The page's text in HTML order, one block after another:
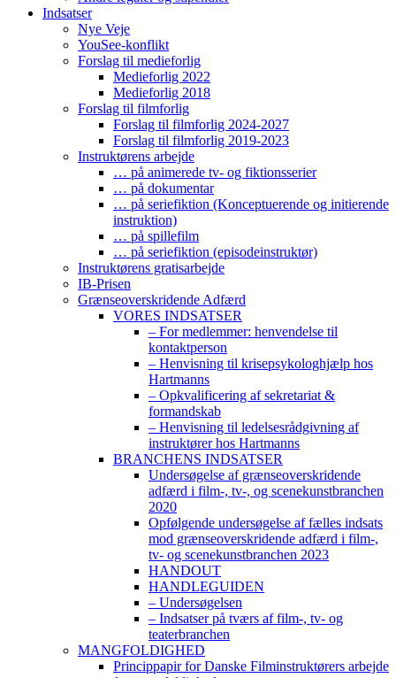
Indsatser
Nye Veje
YouSee-konflikt
Forslag til medieforlig
Medieforlig 2022
Medieforlig 2018
Forslag til filmforlig
Forslag til filmforlig 2024-2027
Forslag til filmforlig 2019-2023
Instruktørens arbejde
… på animerede tv- og fiktionsserier
… på dokumentar
… på seriefiktion (Konceptuerende og initierende
instruktion)
… på spillefilm
… på seriefiktion (episodeinstruktør)
Instruktørens gratisarbejde
IB-Prisen
Grænseoverskridende Adfærd
VORES INDSATSER
– For medlemmer: henvendelse til
kontaktperson
– Henvisning til krisepsykologhjælp hos
Hartmanns
– Opkvalificering af sekretariat &
formandskab
– Henvisning til ledelsesrådgivning af
instruktører hos Hartmanns
BRANCHENS INDSATSER
Undersøgelse af grænseoverskridende
adfærd i film-, tv-, og scenekunstbranchen
2020
Opfølgende undersøgelse af fælles indsats
mod grænseoverskridende adfærd i film-,
tv- og scenekunstbranchen 2023
HANDOUT
HANDLEGUIDEN
– Undersøgelsen
– Indsatser på tværs af film-, tv- og
teaterbranchen
MANGFOLDIGHED
Princippapir for Danske Filminstruktørers arbejde